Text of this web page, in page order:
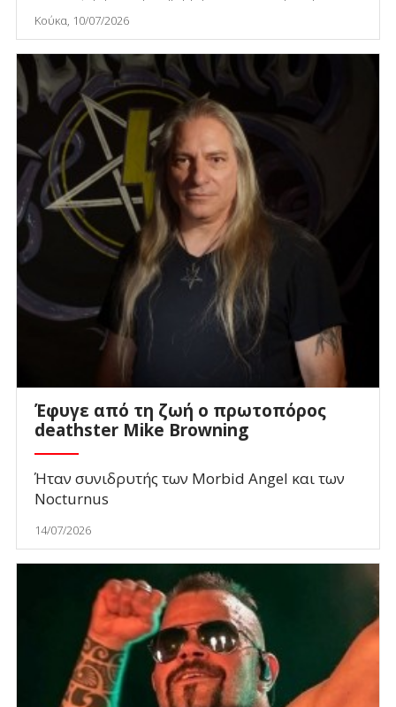
Κούκα, 10/07/2026
Έφυγε από τη ζωή ο πρωτοπόρος
deathster Mike Browning
Ήταν συνιδρυτής των Morbid Angel και των
Nocturnus
14/07/2026